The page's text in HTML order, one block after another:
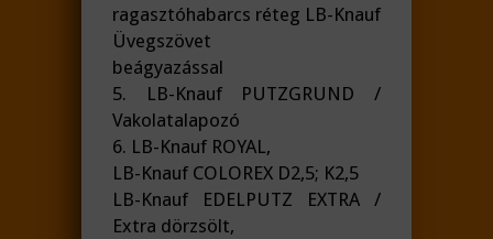
ragasztóhabarcs réteg LB-Knauf
Üvegszövet
beágyazással
5. LB-Knauf PUTZGRUND /
Vakolatalapozó
6. LB-Knauf ROYAL,
LB-Knauf COLOREX D2,5; K2,5
LB-Knauf EDELPUTZ EXTRA /
Extra dörzsölt,